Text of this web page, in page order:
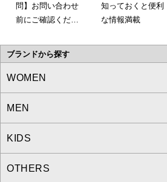
問】お問い合わせ
前にご確認くださ
知っておくと便利
な情報満載
ブランドから探す
WOMEN
a.v.v
MICHEL KLEIN
MK MICHEL KLEIN
MEN
a.v.v
MICHEL KLEIN HOMME
KIDS
a.v.v
OTHERS